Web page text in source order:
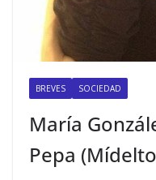
BREVES SOCIEDAD
María
Pepa